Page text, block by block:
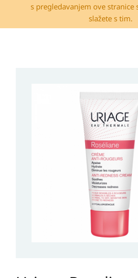
s pregledavanjem ove stranice
slažete s tim.